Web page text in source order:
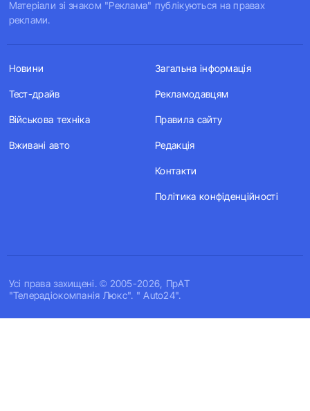
Матеріали зі знаком "Реклама" публікуються на правах
реклами.
Усi права захищенi. © 2005-2026, ПрАТ
"Телерадіокомпанія Люкс". " Auto24".
Новини
Тест-драйв
Військова техніка
Вживані авто
Загальна інформація
Рекламодавцям
Правила сайту
Редакція
Контакти
Політика конфіденційності